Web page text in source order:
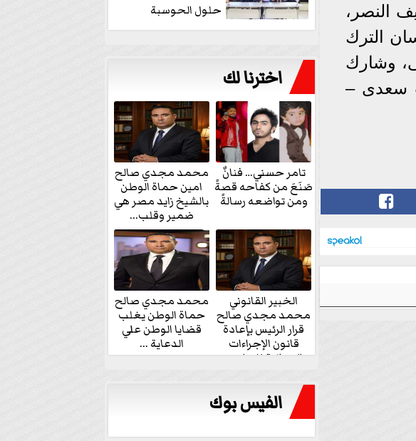
النصر،
الترك
وشارك
سعدى –
حلول الحوسبة
السحابية والأمن
اخترنا لك
تامر حسني… فنانٌ
صَنَعَ من كفاحه قصةً
ومن تواضعه رسالةً
محمد مجدي صالح
امين حماة الوطن
بالشيخ زايد مصر هي
ضمير وقلب...
الخبير القانوني
محمد مجدي صالح
قرار الرئيس بإعادة
قانون الإجراءات
الجنائية للنواب...
محمد مجدي صالح
حماة الوطن يغلب
قضايا الوطن علي
الدعاية ...
الفيس بوك